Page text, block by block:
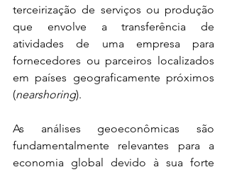
terceirização de serviços ou produção
que envolve a transferência de
atividades de uma empresa para
fornecedores ou parceiros localizados
em países geograficamente próximos
(nearshoring).
As análises geoeconômicas são
fundamentalmente relevantes para a
economia global devido à sua forte